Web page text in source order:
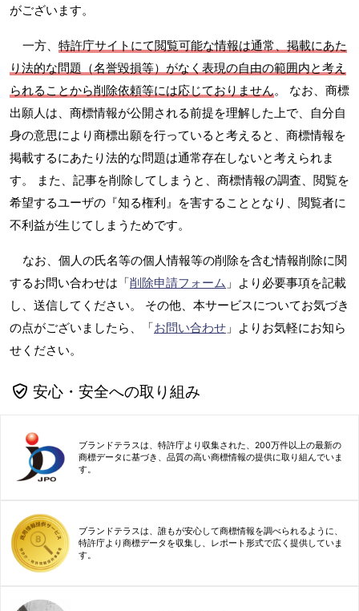
がございます。
一方、 特許庁サイトにて閲覧可能な情報は通常、掲載にあた
り法的な問題（名誉毀損等）がなく表現の自由の範囲内と考え
られることから削除依頼等には応じておりません。 なお、商標
出願人は、商標情報が公開される前提を理解した上で、自分自
身の意思により商標出願を行っていると考えると、商標情報を
掲載するにあたり法的な問題は通常存在しないと考えられま
す。 また、記事を削除してしまうと、商標情報の調査、閲覧を
希望するユーザの『知る権利』を害することとなり、閲覧者に
不利益が生じてしまうためです。
なお、個人の氏名等の個人情報等の削除を含む情報削除に関
するお問い合わせは「削除申請フォーム 」より必要事項を記載
し、送信してください。 その他、本サービスについてお気づき
の点がございましたら、「お問い合わせ 」よりお気軽にお知ら
せください。
安心・安全への取り組み
ブランドテラスは、特許庁より収集された、200万件以上の最新の
商標データに基づき、品質の高い商標情報の提供に取り組んでいま
す。
ブランドテラスは、誰もが安心して商標情報を調べられるように、
特許庁より商標データを収集し、レポート形式で広く提供していま
す。